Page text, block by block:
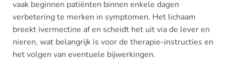
vaak beginnen patiënten binnen enkele dagen
verbetering te merken in symptomen. Het lichaam
breekt ivermectine af en scheidt het uit via de lever en
nieren, wat belangrijk is voor de therapie-instructies en
het volgen van eventuele bijwerkingen.